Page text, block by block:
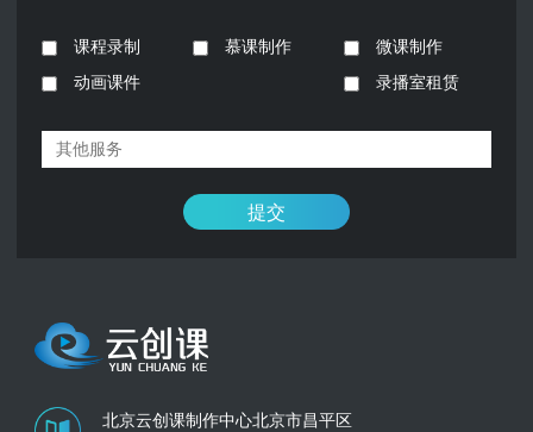
课程录制 慕课制作
微课制作
动画课件
录播室租赁
提交
北京云创课制作中心北京市昌平区